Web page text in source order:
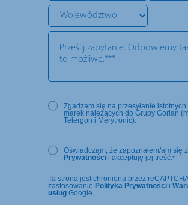
Zgadzam się na przesyłanie
marek należących do Grupy Gorlan
Telergon i Merytronic).
Oświadczam, że zapoznałem/am się z
Prywatności i akceptuję jej treść.*
Ta strona jest chroniona przez
zastosowanie Polityka Prywatności i
usług Google.